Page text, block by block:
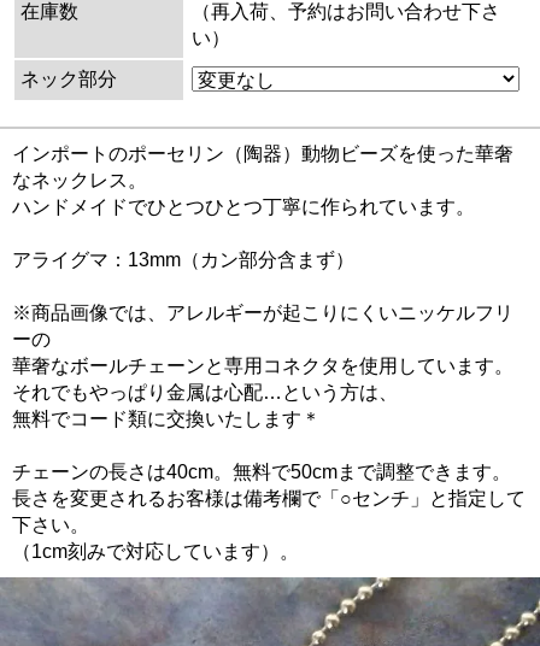
在庫数
（再入荷、予約はお問い合わせ下さ
い）
ネック部分
インポートのポーセリン（陶器）動物ビーズを使った華奢
なネックレス。
ハンドメイドでひとつひとつ丁寧に作られています。
アライグマ：13mm（カン部分含まず）
※商品画像では、アレルギーが起こりにくいニッケルフリ
ーの
華奢なボールチェーンと専用コネクタを使用しています。
それでもやっぱり金属は心配…という方は、
無料でコード類に交換いたします＊
チェーンの長さは40cm。無料で50cmまで調整できます。
長さを変更されるお客様は備考欄で「○センチ」と指定して
下さい。
（1cm刻みで対応しています）。